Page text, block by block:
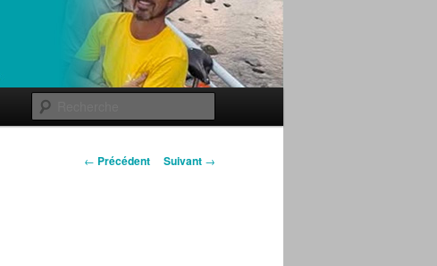
Navigation des
← Précédent Suivant →